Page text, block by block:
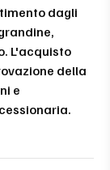
dagli
L'acquisto
della
e